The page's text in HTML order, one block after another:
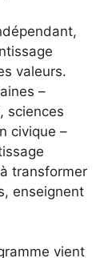
valeurs.
–
sciences
civique –
transformer
enseignent
vient